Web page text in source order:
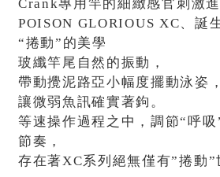
Crank專用竿的細緻感官刺激進
POISON GLORIOUS XC、誕生
“捲動”的美學
玻纖竿尾自然的振動，
帶動攪泥路亞小幅度擺動泳姿，
讓微弱魚訊確實著鉤。
等速操作過程之中，調節“呼
節奏，
存在著XC系列絕無僅有”捲動”